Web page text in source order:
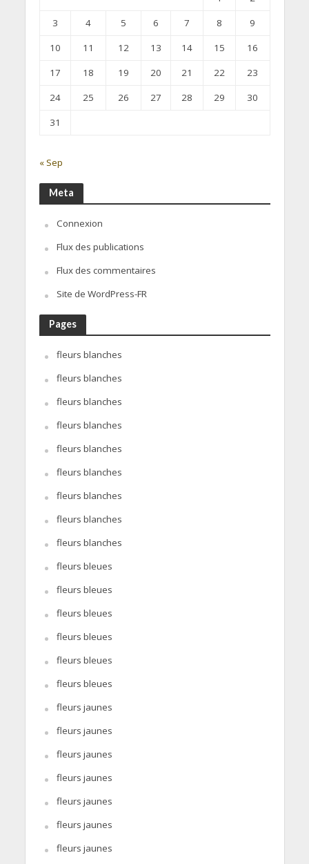
3
4 5 6 7 8
9
10
11 12 13 14 15
16
17
18 19 20 21 22
23
24
25 26 27 28 29
30
31
« Sep
Meta
Connexion
Flux des publications
Flux des commentaires
Site de WordPress-FR
Pages
fleurs blanches
fleurs blanches
fleurs blanches
fleurs blanches
fleurs blanches
fleurs blanches
fleurs blanches
fleurs blanches
fleurs blanches
fleurs bleues
fleurs bleues
fleurs bleues
fleurs bleues
fleurs bleues
fleurs bleues
fleurs jaunes
fleurs jaunes
fleurs jaunes
fleurs jaunes
fleurs jaunes
fleurs jaunes
fleurs jaunes